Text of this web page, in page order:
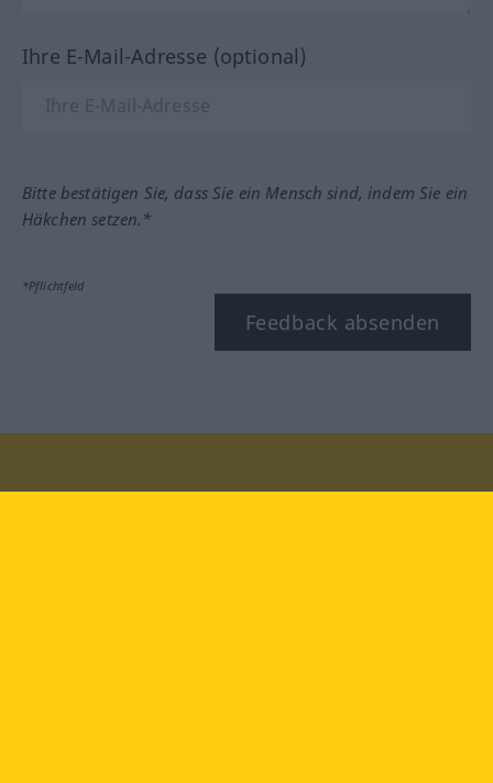
Ihre E-Mail-Adresse (optional)
Bitte bestätigen Sie, dass Sie ein Mensch sind, indem Sie ein
Häkchen setzen.*
*Pflichtfeld
Feedback absenden
Besuchen Sie uns auf: